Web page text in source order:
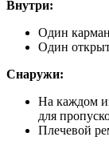
Внутри:
Один
Один
Снаружи:
На каждом
для
Плечевой